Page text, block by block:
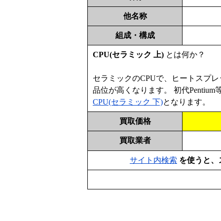
他名称
組成・構成
CPU(セラミック 上) とは何か？
セラミックのCPUで、ヒートスプ
品位が高くなります。 初代
CPU(セラミック 下)となります。
買取価格
買取業者
サイト内検索 を使うと